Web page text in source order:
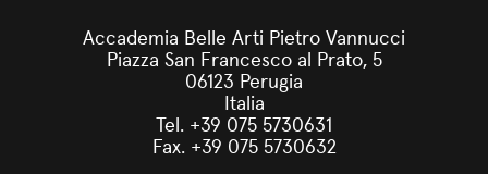
Accademia Belle Arti Pietro Vannucci
Piazza San Francesco al Prato, 5
06123 Perugia
Italia
Tel. +39 075 5730631
Fax. +39 075 5730632